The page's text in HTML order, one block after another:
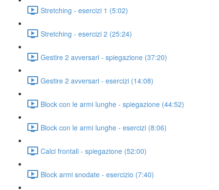
Stretching - esercizi 1 (5:02)
Stretching - esercizi 2 (25:24)
Gestire 2 avversari - spiegazione (37:20)
Gestire 2 avversari - esercizi (14:08)
Block con le armi lunghe - spiegazione (44:52)
Block con le armi lunghe - esercizi (8:06)
Calci frontali - spiegazione (52:00)
Block armi snodate - esercizio (7:40)